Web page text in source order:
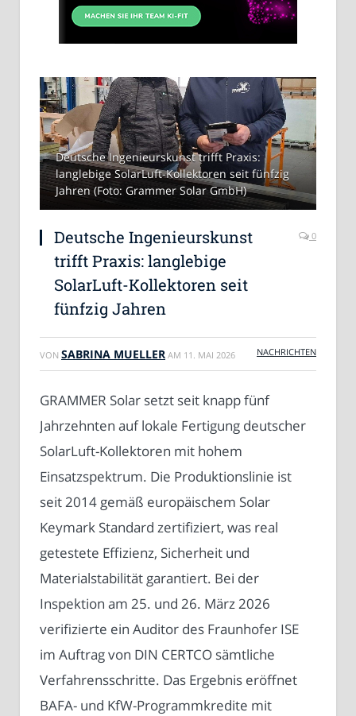
Deutsche Ingenieurskunst trifft Praxis:
langlebige SolarLuft-Kollektoren seit fünfzig
Jahren (Foto: Grammer Solar GmbH)
Deutsche Ingenieurskunst
trifft Praxis: langlebige
SolarLuft-Kollektoren seit
fünfzig Jahren
0
VON SABRINA MUELLER AM 11. MAI 2026 NACHRICHTEN
GRAMMER Solar setzt seit knapp fünf
Jahrzehnten auf lokale Fertigung deutscher
SolarLuft-Kollektoren mit hohem
Einsatzspektrum. Die Produktionslinie ist
seit 2014 gemäß europäischem Solar
Keymark Standard zertifiziert, was real
getestete Effizienz, Sicherheit und
Materialstabilität garantiert. Bei der
Inspektion am 25. und 26. März 2026
verifizierte ein Auditor des Fraunhofer ISE
im Auftrag von DIN CERTCO sämtliche
Verfahrensschritte. Das Ergebnis eröffnet
BAFA- und KfW-Programmkredite mit